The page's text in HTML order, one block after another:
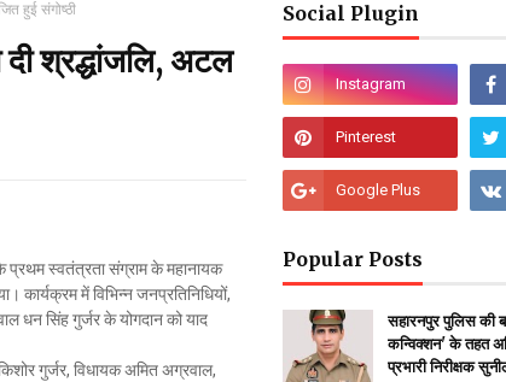
हुई संगोष्ठी
श्रद्धांजलि, अटल
प्रथम स्वतंत्रता संग्राम के महानायक
कार्यक्रम में विभिन्न जनप्रतिनिधियों,
धन सिंह गुर्जर के योगदान को याद
गुर्जर, विधायक अमित अग्रवाल,
Social Plugin
Popular Posts
सहारनपुर पुलिस
कन्विक्शन' के तहत
प्रभारी निरीक्षक